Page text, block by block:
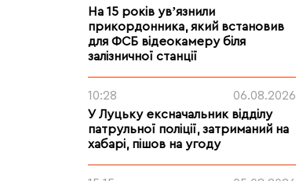
На 15 років увʼязнили
прикордонника, який встановив
для ФСБ відеокамеру біля
залізничної станції
10:28
06.08.2026
У Луцьку ексначальник відділу
патрульної поліції, затриманий на
хабарі, пішов на угоду